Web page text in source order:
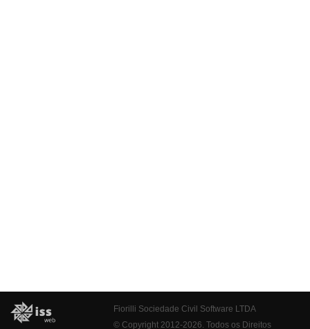
Fiorilli Sociedade Civil Software LTDA
© Copyright 2012-2026. Todos os Direitos